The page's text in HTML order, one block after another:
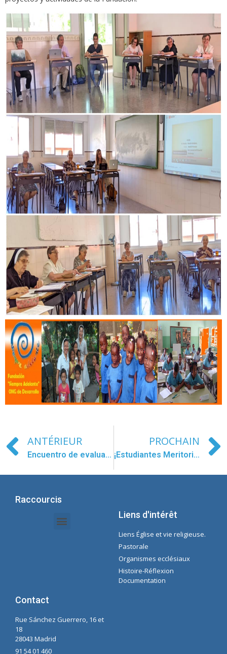
ANTÉRIEUR
Encuentro de evaluación en MM. Concepcionistas Princesa
PROCHAIN
¡Estudiantes Meritorios!
Raccourcis
Liens d'intérêt
Liens Église et vie religieuse.
Pastorale
Organismes ecclésiaux
Histoire-Réflexion
Documentation
Contact
Rue Sánchez Guerrero, 16 et
18
28043 Madrid
91 54 01 460